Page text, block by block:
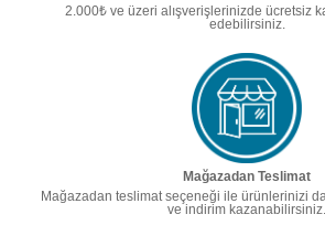
2.000₺ ve üzeri alışverişlerinizde ücretsiz
edebilirsiniz.
Mağazadan Teslimat
Mağazadan teslimat seçeneği ile ürünlerinizi
ve indirim kazanabilirsiniz.